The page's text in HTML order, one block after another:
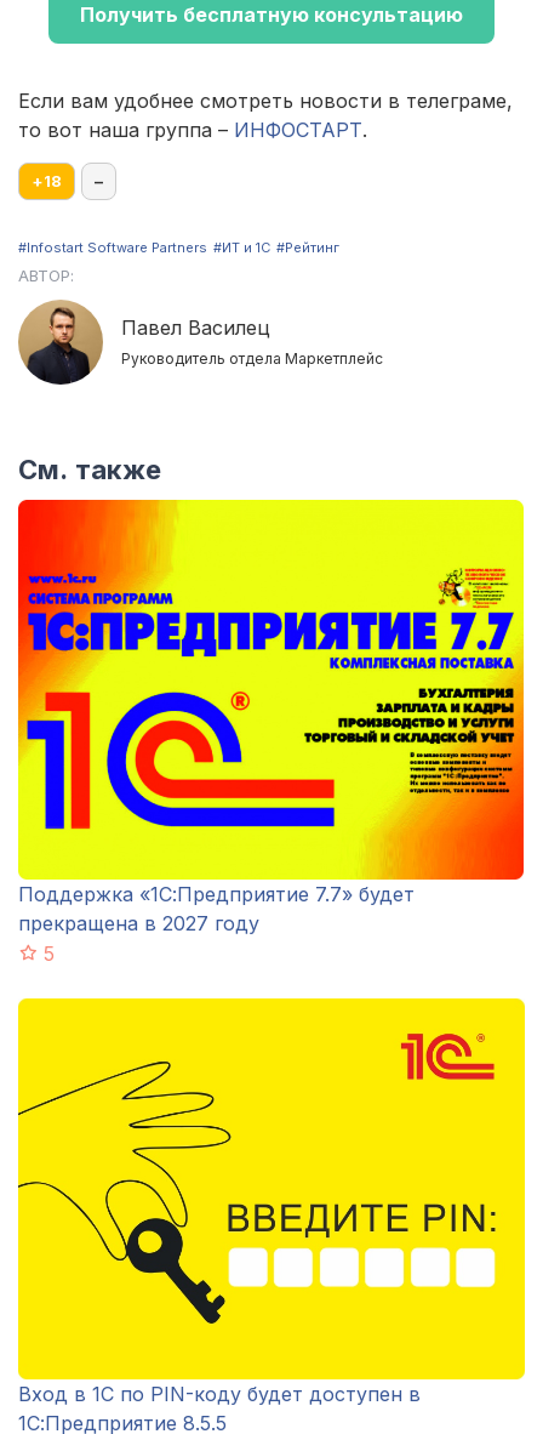
Получить бесплатную консультацию
Если вам удобнее смотреть новости в телеграме,
то вот наша группа – ИНФОСТАРТ.
+18 –
#Infostart Software Partners #ИТ и 1С #Рейтинг
АВТОР:
Павел Василец
Руководитель отдела Маркетплейс
См. также
Поддержка «1С:Предприятие 7.7» будет
прекращена в 2027 году
5
Вход в 1С по PIN-коду будет доступен в
1С:Предприятие 8.5.5